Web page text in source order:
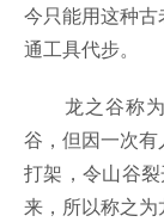
今只能用这种古
通工具代步。
龙之谷称为
谷，但因一次
打架，令山谷
来，所以称之为